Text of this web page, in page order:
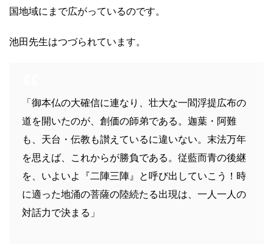
国地域にまで広がっているのです。
池田先生はつづられています。
「御本仏の大確信に連なり、壮大な一閻浮提広布の
道を開いたのが、創価の師弟である。迦葉・阿難
も、天台・伝教も讃えているに違いない。末法万年
を思えば、これからが勝負である。従藍而青の後継
を、いよいよ『二陣三陣』と呼び出していこう！時
に適った地涌の菩薩の陸続たる出現は、一人一人の
対話力で決まる」